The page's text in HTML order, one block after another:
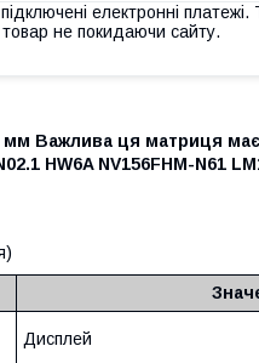
підключені електронні
не покидаючи сайту.
мм Важлива ця матриця
HW6A NV156FHM-N61
Дисплей